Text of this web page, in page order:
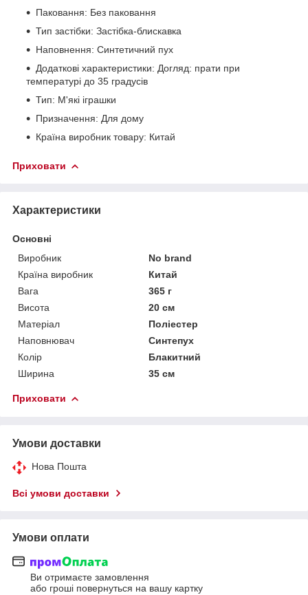
Паковання: Без паковання
Тип застібки: Застібка-блискавка
Наповнення: Синтетичний пух
Додаткові характеристики: Догляд: прати при
температурі до 35 градусів
Тип: М'які іграшки
Призначення: Для дому
Країна виробник товару: Китай
Приховати
Характеристики
Основні
Виробник
No brand
Країна виробник
Китай
Вага
365 г
Висота
20 см
Матеріал
Поліестер
Наповнювач
Синтепух
Колір
Блакитний
Ширина
35 см
Приховати
Умови доставки
Нова Пошта
Всі умови доставки
Умови оплати
Ви отримаєте замовлення
або гроші повернуться на вашу картку